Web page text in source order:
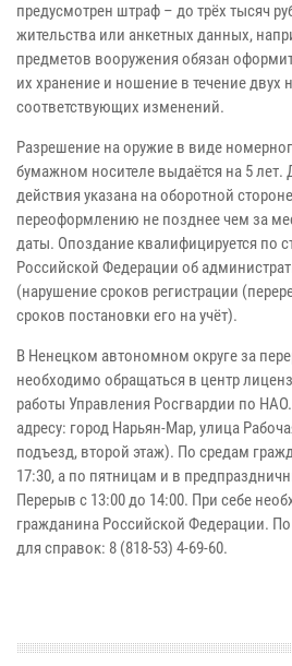
предусмотрен штраф – до трёх тысяч
жительства или анкетных данных,
предметов вооружения обязан
их хранение и ношение в течение двух
соответствующих изменений.
Разрешение на оружие в виде
бумажном носителе выдаётся на 5 лет.
действия указана на оборотной
переоформлению не позднее чем за
даты. Опоздание квалифицируется по
Российской Федерации об
(нарушение сроков регистрации
сроков постановки его на учёт).
В Ненецком автономном округе за
необходимо обращаться в центр
работы Управления Росгвардии по
адресу: город Нарьян-Мар, улица
подъезд, второй этаж). По средам
17:30, а по пятницам и в
Перерыв с 13:00 до 14:00. При себе
гражданина Российской Федерации. По
для справок: 8 (818-53) 4-69-60.